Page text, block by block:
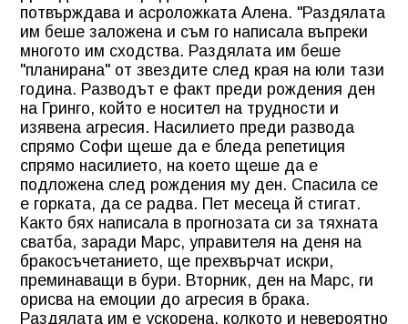
потвърждава и асроложката Алена. "Раздялата
им беше заложена и съм го написала въпреки
многото им сходства. Раздялата им беше
"планирана" от звездите след края на юли тази
година. Разводът е факт преди рождения ден
на Гринго, който е носител на трудности и
изявена агресия. Насилието преди развода
спрямо Софи щеше да е бледа репетиция
спрямо насилието, на което щеше да е
подложена след рождения му ден. Спасила се
е горката, да се радва. Пет месеца й стигат.
Както бях написала в прогнозата си за тяхната
сватба, заради Марс, управителя на деня на
бракосъчетанието, ще прехвърчат искри,
преминаващи в бури. Вторник, ден на Марс, ги
орисва на емоции до агресия в брака.
Раздялата им е ускорена, колкото и невероятно